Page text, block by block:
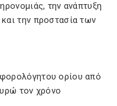
την ανάπτυξη
την προστασία των
ορίου από
τον χρόνο